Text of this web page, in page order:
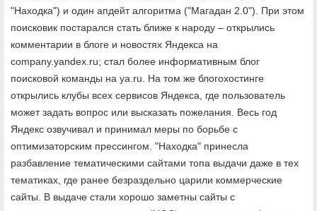
"Находка") и один апдейт алгоритма ("Магадан 2.0"). При этом
поисковик постарался стать ближе к народу – открылись
комментарии в блоге и новостях Яндекса на
company.yandex.ru; стал более информативным блог
поисковой команды на ya.ru. На том же блогохостинге
открылись клубы всех сервисов Яндекса, где пользователь
может задать вопрос или высказать пожелания. Весь год
Яндекс озвучивал и принимал меры по борьбе с
оптимизаторским прессингом. "Находка" принесла
разбавление тематическими сайтами топа выдачи даже в тех
тематиках, где ранее безраздельно царили коммерческие
сайты. В выдаче стали хорошо заметны сайты с